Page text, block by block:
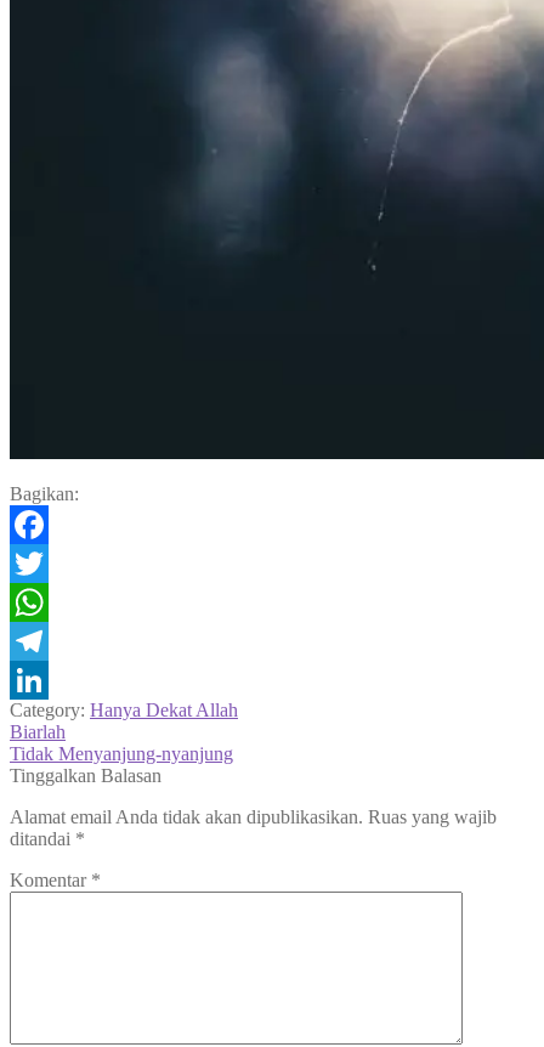
Bagikan:
Facebook
Twitter
WhatsApp
Telegram
LinkedIn
Category: Hanya Dekat Allah
Navigasi
pos
Previous
post:
Biarlah
Next
post:
Tidak Menyanjung-nyanjung
Tinggalkan Balasan
Alamat email Anda tidak akan dipublikasikan. Ruas yang wajib
ditandai *
Komentar *